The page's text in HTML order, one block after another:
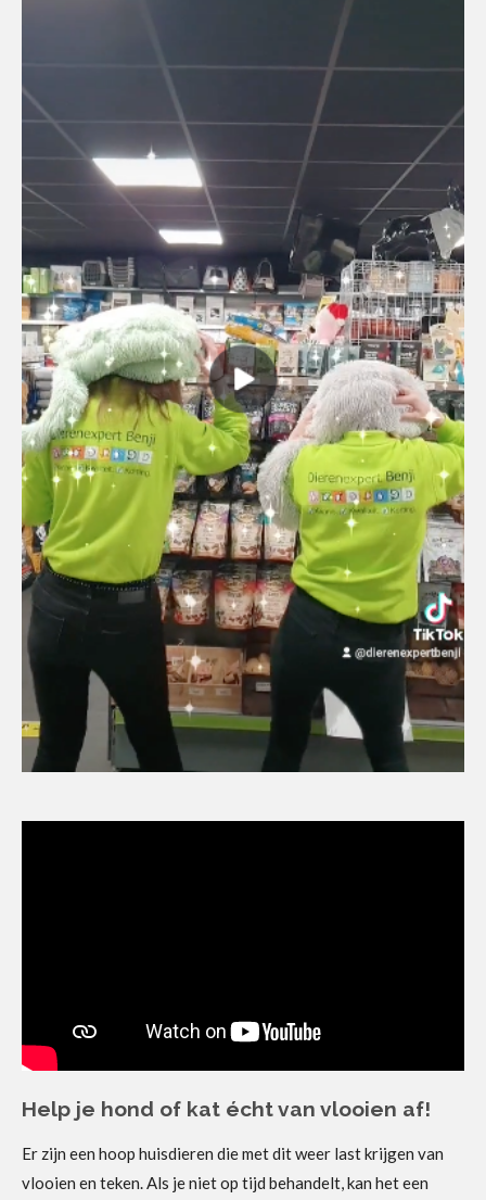
Help je hond of kat écht van vlooien af!
Er zijn een hoop huisdieren die met dit weer last krijgen van
vlooien en teken. Als je niet op tijd behandelt, kan het een